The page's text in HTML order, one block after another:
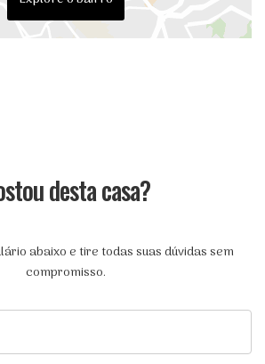
desta casa?
abaixo e tire todas suas dúvidas sem
compromisso.